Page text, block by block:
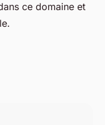
ce domaine et